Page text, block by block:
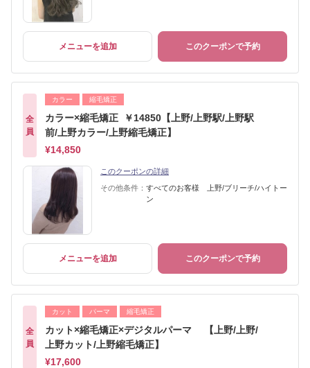
メニューを追加 このクーポンで予約
全
員
カラー 縮毛矯正
カラー×縮毛矯正 ￥14850【上野/上野駅/上野駅
前/上野カラー/上野縮毛矯正】
¥14,850
このクーポンの詳細
その他条件： すべてのお客様 上野/ブリーチ/ハイトー
ン
メニューを追加 このクーポンで予約
全
員
カット パーマ 縮毛矯正
カット×縮毛矯正×デジタルパーマ 【上野/上野/
上野カット/上野縮毛矯正】
¥17,600